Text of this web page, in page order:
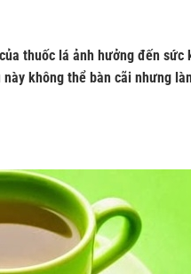
thuốc lá ảnh hưởng đến sức
không thể bàn cãi nhưng